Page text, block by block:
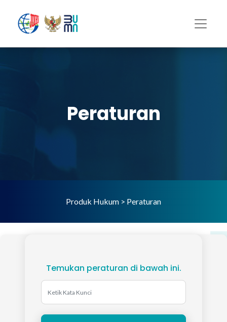
Peraturan
Produk Hukum > Peraturan
Temukan peraturan di bawah ini.